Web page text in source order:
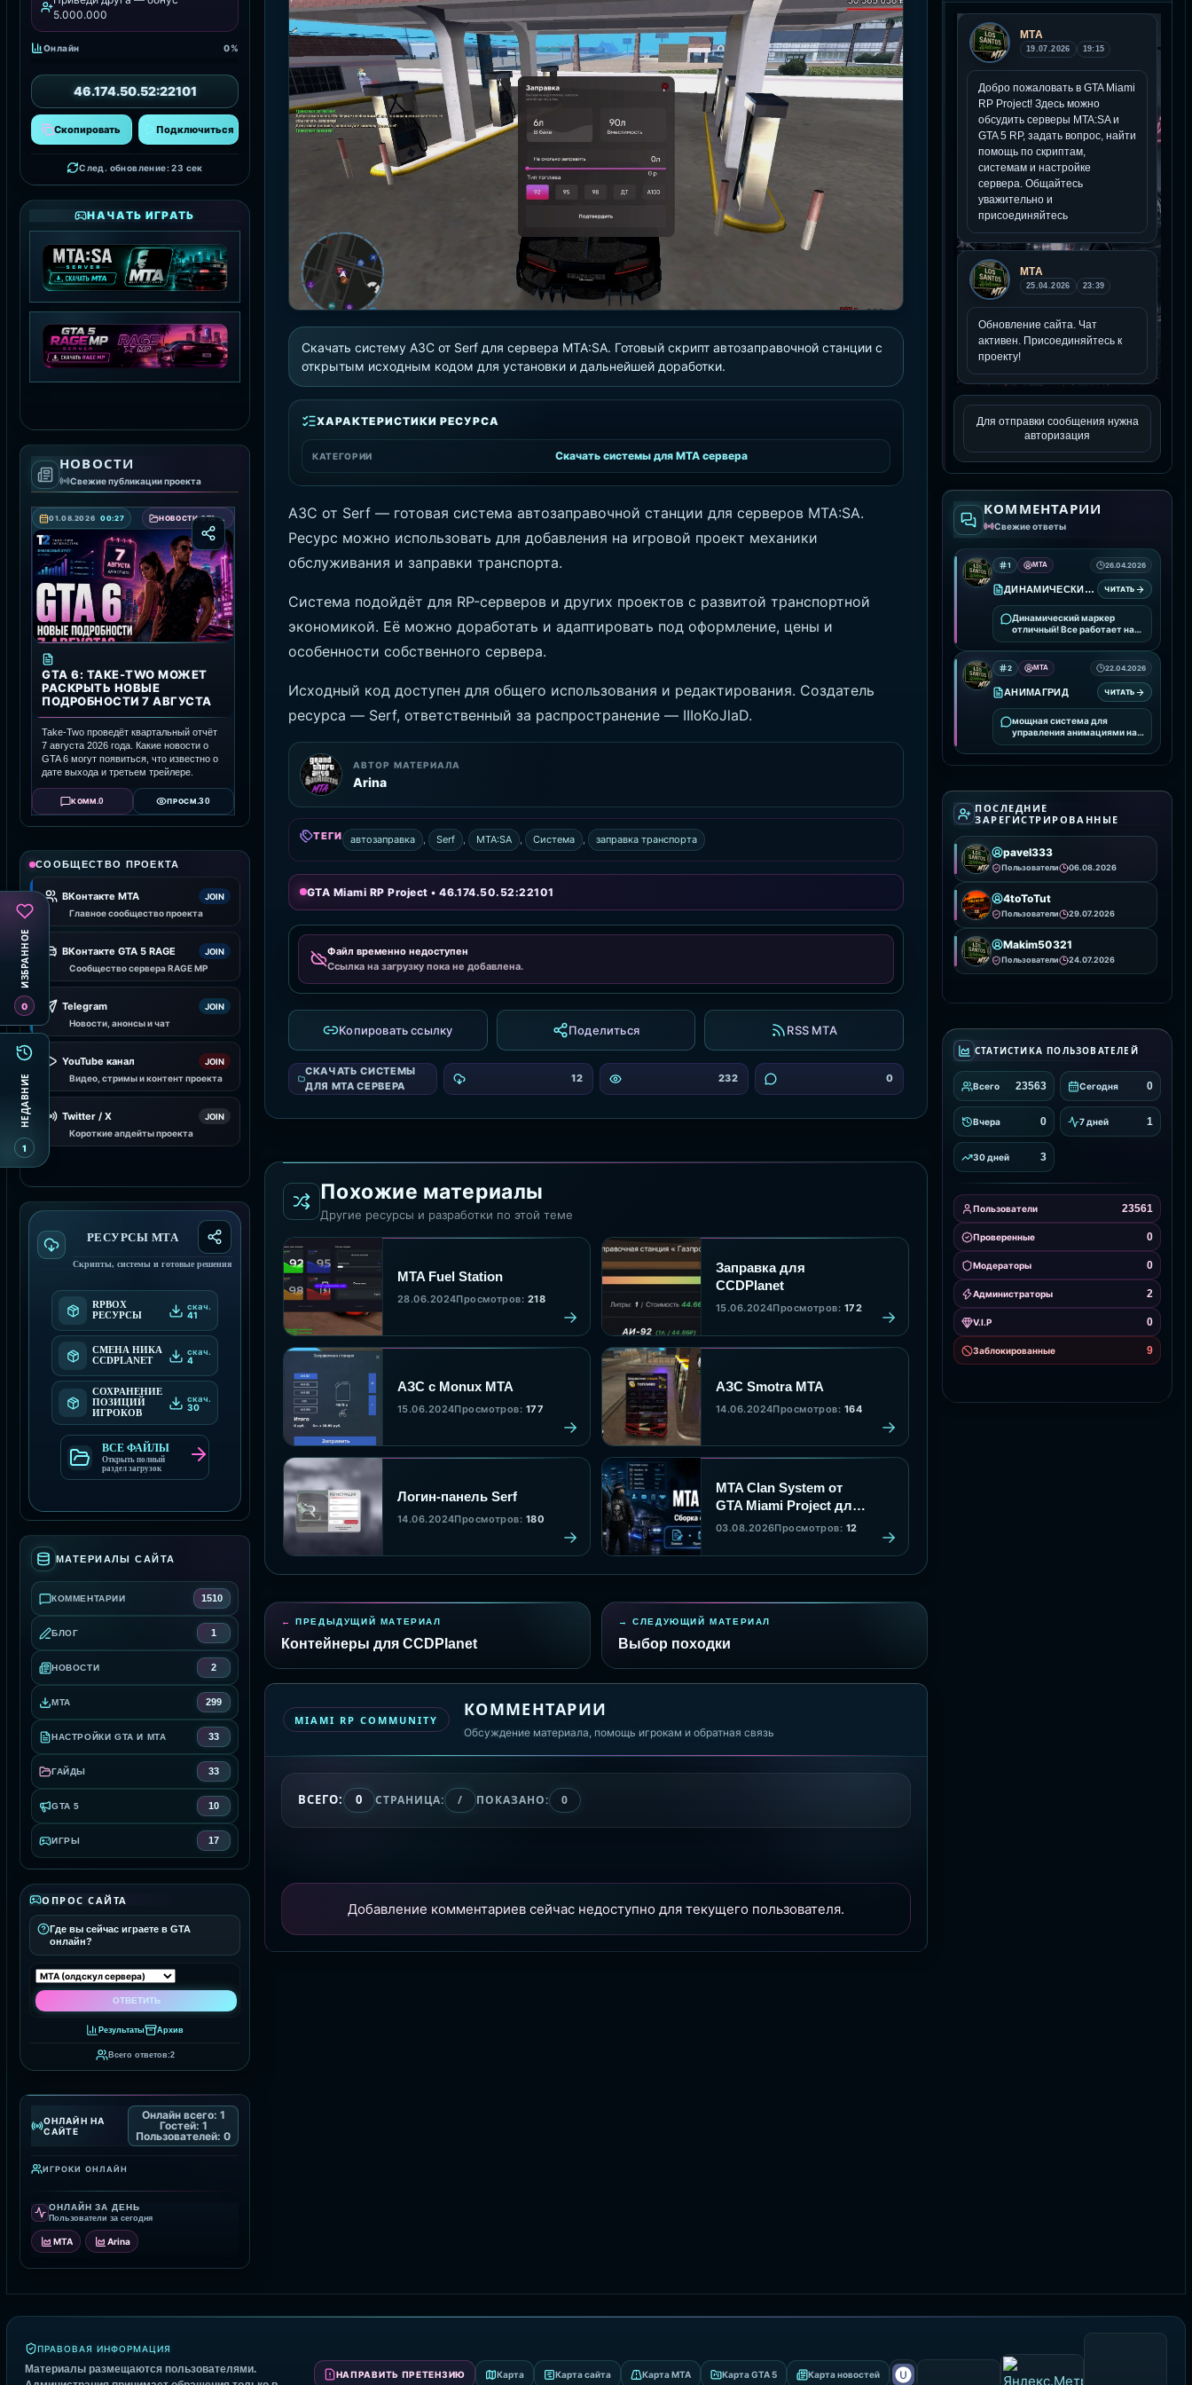
5.000.000
Онлайн 0%
46.174.50.52:22101
Скопировать Подключиться
След. обновление: 21 сек
НАЧАТЬ ИГРАТЬ
MTA:SA SERVER
СКАЧАТЬ MTA
НОВОСТИ
Свежие публикации проекта
01.08.2026 00:27 НОВОСТИ GTA 6 — ДАТА ВЫХОДА, ТРЕЙЛЕРЫ И ПОДРОБНОСТИ ИГРЫ
GTA 6: TAKE-TWO МОЖЕТ
РАСКРЫТЬ НОВЫЕ
ПОДРОБНОСТИ 7 АВГУСТА
Take-Two проведёт квартальный отчёт
7 августа 2026 года. Какие новости о
GTA 6 могут появиться, что известно о
дате выхода и третьем трейлере.
КОММ.0 ПРОСМ.30
СООБЩЕСТВО ПРОЕКТА
ВКонтакте MTA JOIN
Главное сообщество проекта
ВКонтакте GTA 5 RAGE JOIN
Сообщество сервера RAGE MP
Telegram JOIN
Новости, анонсы и чат
YouTube канал JOIN
Видео, стримы и контент проекта
Twitter / X JOIN
Короткие апдейты проекта
РЕСУРСЫ МТА
Скрипты, системы и готовые решения
RPBOX
РЕСУРСЫ
скач.
41
СМЕНА НИКА
CCDPLANET
скач.
4
СОХРАНЕНИЕ
ПОЗИЦИЙ
ИГРОКОВ
скач.
30
ВСЕ ФАЙЛЫ
Открыть полный
раздел загрузок
МАТЕРИАЛЫ САЙТА
КОММЕНТАРИИ 1510
БЛОГ 1
НОВОСТИ 2
MTA 299
НАСТРОЙКИ GTA И MTA 33
ГАЙДЫ 33
GTA 5 10
ИГРЫ 17
ОПРОС САЙТА
Где вы сейчас играете в GTA
онлайн?
Результаты Архив
Всего ответов:2
ОНЛАЙН НА
САЙТЕ
Онлайн всего: 1
Гостей: 1
Пользователей: 0
ИГРОКИ ОНЛАЙН
ОНЛАЙН ЗА ДЕНЬ
Пользователи за сегодня
MTA Arina
Скачать систему АЗС от Serf для сервера MTA:SA. Готовый скрипт автозаправочной станции с
открытым исходным кодом для установки и дальнейшей доработки.
ХАРАКТЕРИСТИКИ РЕСУРСА
КАТЕГОРИИ Скачать системы для MTA сервера
АЗС от Serf — готовая система автозаправочной станции для серверов MTA:SA.
Ресурс можно использовать для добавления на игровой проект механики
обслуживания и заправки транспорта.
Система подойдёт для RP-серверов и других проектов с развитой транспортной
экономикой. Её можно доработать и адаптировать под оформление, цены и
особенности собственного сервера.
Исходный код доступен для общего использования и редактирования. Создатель
ресурса — Serf, ответственный за распространение — IIIoKoJlaD.
АВТОР МАТЕРИАЛА
Arina
ТЕГИ автозаправка , Serf , MTA:SA , Система , заправка транспорта
GTA Miami RP Project • 46.174.50.52:22101
Файл временно недоступен
Ссылка на загрузку пока не добавлена.
Копировать ссылку Поделиться RSS MTA
СКАЧАТЬ СИСТЕМЫ
ДЛЯ MTA СЕРВЕРА
12 232 0
Похожие материалы
Другие ресурсы и разработки по этой теме
MTA Fuel Station
28.06.2024Просмотров: 218
Заправка для
CCDPlanet
15.06.2024Просмотров: 172
АЗС с Monux MTA
15.06.2024Просмотров: 177
АЗС Smotra MTA
14.06.2024Просмотров: 164
Логин-панель Serf
14.06.2024Просмотров: 180
MTA Clan System от
GTA Miami Project для
MTA:SA - готовая
системы
03.08.2026Просмотров: 12
ПРЕДЫДУЩИЙ МАТЕРИАЛ
Контейнеры для CCDPlanet
СЛЕДУЮЩИЙ МАТЕРИАЛ
Выбор походки
MIAMI RP COMMUNITY КОММЕНТАРИИ
Обсуждение материала, помощь игрокам и обратная связь
ВСЕГО: 0 СТРАНИЦА: / ПОКАЗАНО: 0
Добавление комментариев сейчас недоступно для текущего пользователя.
Для отправки сообщения нужна
авторизация
КОММЕНТАРИИ
Свежие ответы
1 MTA 26.04.2026
ДИНАМИЧЕСКИЙ МАРКЕР ЧИТАТЬ
Динамический маркер
отличный! Все работает на
ура!
2 MTA 22.04.2026
АНИМАГРИД ЧИТАТЬ
мощная система для
управления анимациями на
вашем сервере. Она
предоставляет удобные
инструменты для
анимаций, улучшая
ПОСЛЕДНИЕ
ЗАРЕГИСТРИРОВАННЫЕ
pavel333
Пользователи 06.08.2026
4toToTut
Пользователи 29.07.2026
Makim50321
Пользователи 24.07.2026
СТАТИСТИКА ПОЛЬЗОВАТЕЛЕЙ
Всего 23563 Сегодня 0
Вчера 0 7 дней 1
30 дней 3
Пользователи 23561
Проверенные 0
Модераторы 0
Администраторы 2
V.I.P 0
Заблокированные 9
ПРАВОВАЯ ИНФОРМАЦИЯ
Материалы размещаются пользователями.
НАПРАВИТЬ ПРЕТЕНЗИЮ Карта Карта сайта Карта MTA Карта GTA 5 Карта новостей
НЕДАВНИЕ
1
ИЗБРАННОЕ
0